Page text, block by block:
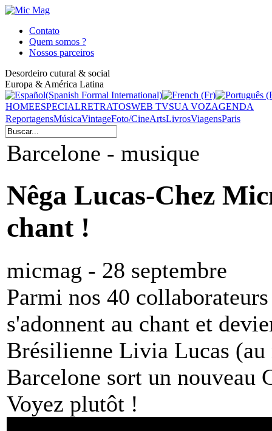
Contato
Quem somos ?
Nossos parceiros
Desordeiro cutural & social
Europa & América Latina
HOMEESPECIALRETRATOSWEB TVSUA VOZAGENDA
ReportagensMúsicaVintageFoto/CineArtsLivrosViagensParis
Barcelone - musique
Nêga Lucas-Chez
chant !
micmag - 28 septembre
Parmi nos 40
s'adonnent au chant et
Brésilienne Livia Lucas
Barcelone sort un nouveau
Voyez plutôt !